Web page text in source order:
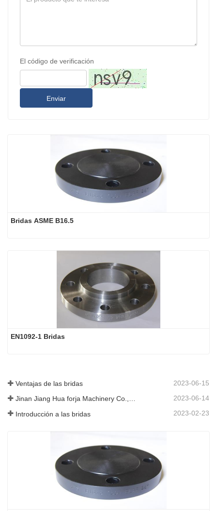
El código de verificación
Enviar
Bridas ASME B16.5
EN1092-1 Bridas
Ventajas de las bridas 2023-06-15
Jinan Jiang Hua forja Machinery Co., Ltd 2023-06-14
Introducción a las bridas 2023-02-23